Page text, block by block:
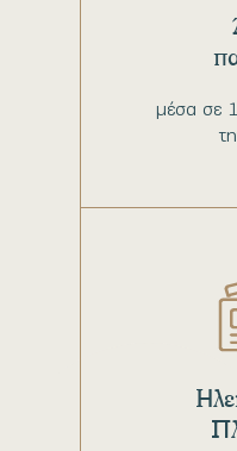
μέσα σε